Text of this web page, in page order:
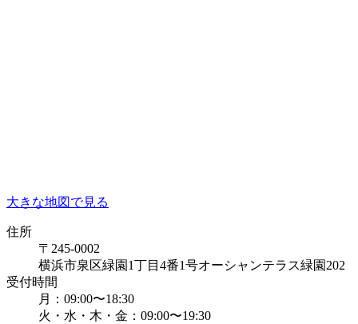
大きな地図で見る
住所
〒245-0002
横浜市泉区緑園1丁目4番1号オーシャンテラス緑園202
受付時間
月：09:00〜18:30
火・水・木・金：09:00〜19:30